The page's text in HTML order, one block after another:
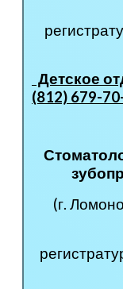
Детское
(812) 679-
(г.